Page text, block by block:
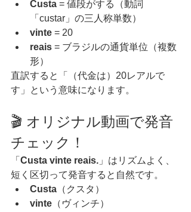
Custa = 値段がする（動詞
「custar」の三人称単数）
vinte = 20
reais = ブラジルの通貨単位（複数
形）
直訳すると「（代金は）20レアルで
す」という意味になります。
🎬 オリジナル動画で発音
チェック！
「 Custa vinte reais. 」はリズムよく、
短く区切って発音すると自然です。
Custa （クスタ）
vinte （ヴィンチ）